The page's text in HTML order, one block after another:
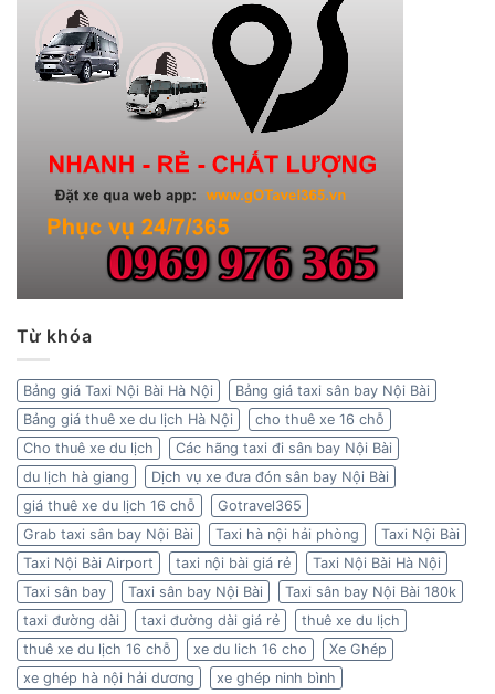
Từ khóa
Bảng giá Taxi Nội Bài Hà Nội
Bảng giá taxi sân bay Nội Bài
Bảng giá thuê xe du lịch Hà Nội
cho thuê xe 16 chỗ
Cho thuê xe du lịch
Các hãng taxi đi sân bay Nội Bài
du lịch hà giang
Dịch vụ xe đưa đón sân bay Nội Bài
giá thuê xe du lịch 16 chỗ
Gotravel365
Grab taxi sân bay Nội Bài
Taxi hà nội hải phòng
Taxi Nội Bài
Taxi Nội Bài Airport
taxi nội bài giá rẻ
Taxi Nội Bài Hà Nội
Taxi sân bay
Taxi sân bay Nội Bài
Taxi sân bay Nội Bài 180k
taxi đường dài
taxi đường dài giá rẻ
thuê xe du lịch
thuê xe du lịch 16 chỗ
xe du lich 16 cho
Xe Ghép
xe ghép hà nội hải dương
xe ghép ninh bình